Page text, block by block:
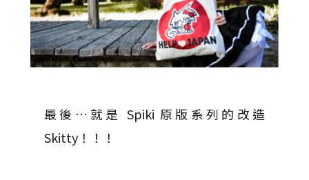
最後…就是 Spiki 原版系列的改造
Skitty！！！